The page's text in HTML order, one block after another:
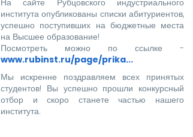
На сайте Рубцовского индустриального
института опубликованы списки абитуриентов,
успешно поступивших на бюджетные места
на Высшее образование!
Посмотреть можно по ссылке -
www.rubinst.ru/page/prika...
Мы искренне поздравляем всех принятых
студентов! Вы успешно прошли конкурсный
отбор и скоро станете частью нашего
института.